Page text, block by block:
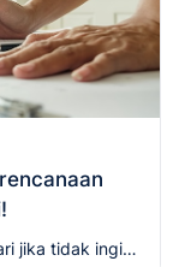
jika tidak ingin